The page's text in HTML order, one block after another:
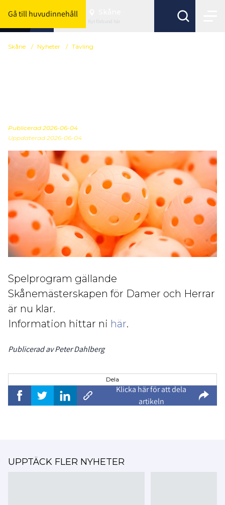
Gå till huvudinnehåll
Byt förbund här
Skåne / Nyheter / Tävling
Publicerad 2026-06-04
Uppdaterad 2026-06-04
Spelprogram gällande
Skånemästerskapen för Damer och Herrar
är nu klar.
Information hittar ni här.
Publicerad av Peter Dahlberg
Dela
Klicka här för att dela
artikeln
UPPTÄCK FLER NYHETER